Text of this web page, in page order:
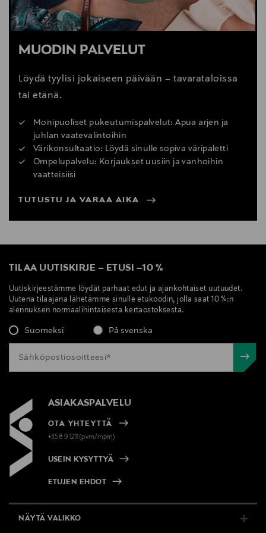
MUODIN PALVELUT
Löydä tyylisi jokaiseen päivään – tavarataloissa
tai etänä.
Monipuoliset pukeutumispalvelut: Apua arjen ja
juhlan vaatevalintoihin
Värikonsultaatio: Löydä sinulle sopiva väripaletti
Ompelupalvelu: Korjaukset uusiin ja vanhoihin
vaatteisiisi
TUTUSTU JA VARAA AIKA
TILAA UUTISKIRJE – ETUSI –10 %
Uutiskirjeestämme löydät parhaat edut ja ajankohtaiset uutuudet.
Uutena tilaajana lähetämme sinulle etukoodin, jolla saat 10 %:n
alennuksen normaalihintaisesta kertaostoksesta.
Suomeksi På svenska
ASIAKASPALVELU
OTA YHTEYTTÄ
+358 9 1211(pvm/mpm)
USEIN KYSYTTYÄ
ETUJEN EHDOT
NÄYTÄ VALIKKO